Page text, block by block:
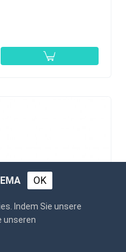
OK
Indem Sie unsere
unseren